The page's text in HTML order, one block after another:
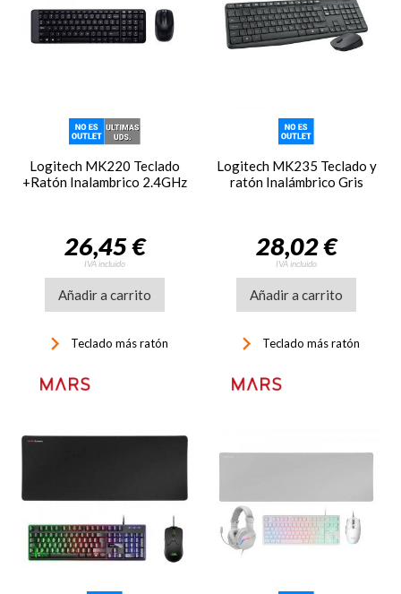
Logitech MK220 Teclado
+Ratón Inalambrico 2.4GHz
26,45 €
IVA incluido
Añadir a carrito
keyboard_arrow_right Teclado más ratón
Logitech MK235 Teclado y
ratón Inalámbrico Gris
28,02 €
IVA incluido
Añadir a carrito
keyboard_arrow_right Teclado más ratón